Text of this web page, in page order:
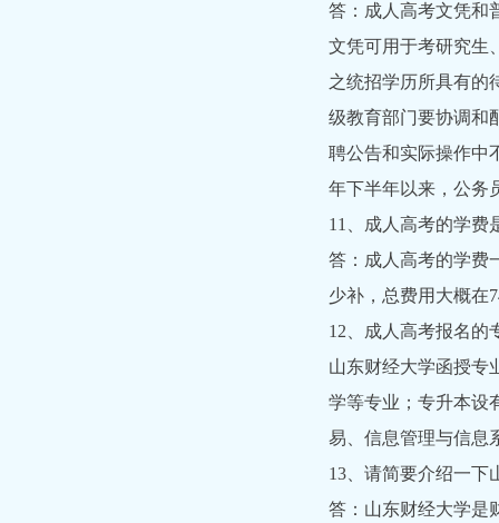
答：成人高考文凭和
文凭可用于考研究生
之统招学历所具有的
级教育部门要协调和
聘公告和实际操作中
年下半年以来，公务
11、成人高考的学费
答：成人高考的学费
少补，总费用大概在
12、成人高考报名的
山东财经大学函授专
学等专业；专升本设
易、信息管理与信息
13、请简要介绍一下
答：山东财经大学是